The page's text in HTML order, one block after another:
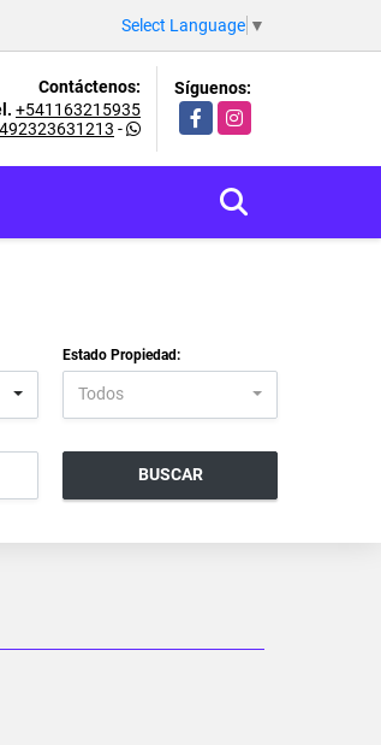
Select Language ▼
Contáctenos:
+541163215935
-
Síguenos:
FacebookInstagram
Estado Propiedad:
Todos
BUSCAR